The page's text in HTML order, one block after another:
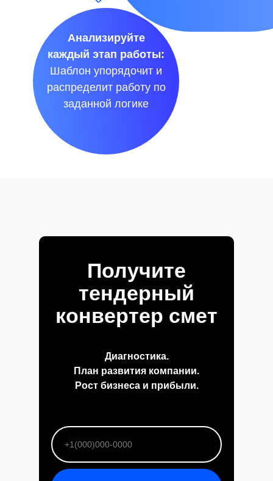
Анализируйте
каждый этап работы:
Шаблон упорядочит и
распределит работу по
заданной логике
Получите
тендерный
конвертер смет
Диагностика.
План развития компании.
Рост бизнеса и прибыли.